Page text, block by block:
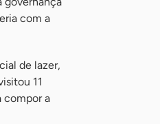
com a
de lazer,
11
compor a